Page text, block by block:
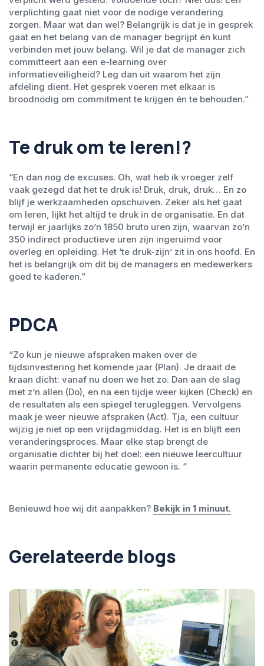
verplichting gaat niet voor de nodige verandering
zorgen. Maar wat dan wel? Belangrijk is dat je in gesprek
gaat en het belang van de manager begrijpt én kunt
verbinden met jouw belang. Wil je dat de manager zich
committeert aan een e-learning over
informatieveiligheid? Leg dan uit waarom het zijn
afdeling dient. Het gesprek voeren met elkaar is
broodnodig om commitment te krijgen én te behouden.”
Te druk om te leren!?
“En dan nog de excuses. Oh, wat heb ik vroeger zelf
vaak gezegd dat het te druk is! Druk, druk, druk… En zo
blijf je werkzaamheden opschuiven. Zeker als het gaat
om leren, lijkt het altijd te druk in de organisatie. En dat
terwijl er jaarlijks zo’n 1850 bruto uren zijn, waarvan zo’n
350 indirect productieve uren zijn ingeruimd voor
overleg en opleiding. Het ‘te druk-zijn’ zit in ons hoofd. En
het is belangrijk om dit bij de managers en medewerkers
goed te kaderen.”
PDCA
“Zo kun je nieuwe afspraken maken over de
tijdsinvestering het komende jaar (Plan). Je draait de
kraan dicht: vanaf nu doen we het zo. Dan aan de slag
met z’n allen (Do), en na een tijdje weer kijken (Check) en
de resultaten als een spiegel terugleggen. Vervolgens
maak je weer nieuwe afspraken (Act). Tja, een cultuur
wijzig je niet op een vrijdagmiddag. Het is en blijft een
veranderingsproces. Maar elke stap brengt de
organisatie dichter bij het doel: een nieuwe leercultuur
waarin permanente educatie gewoon is. “
Benieuwd hoe wij dit aanpakken? Bekijk in 1 minuut.
Gerelateerde blogs